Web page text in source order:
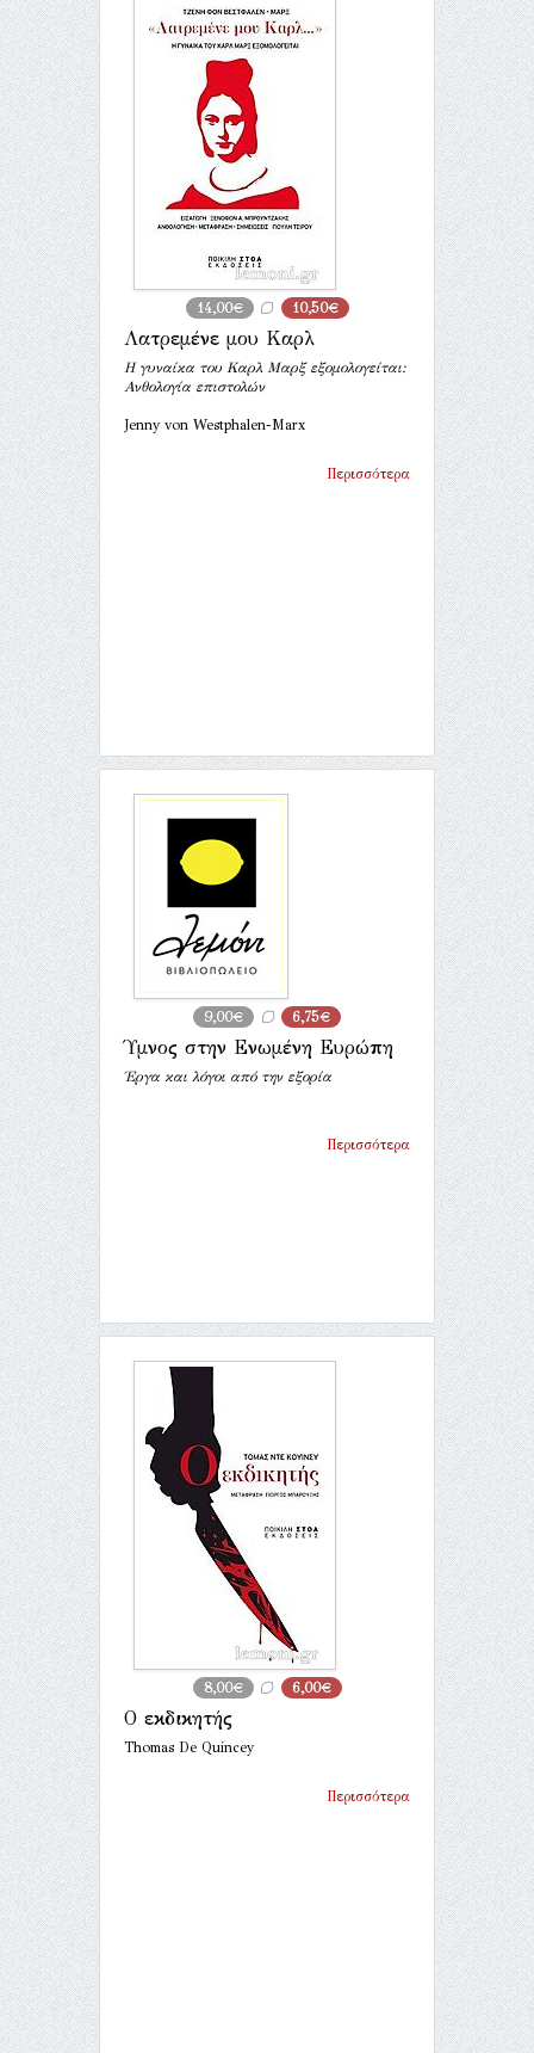
14,00€ 10,50€
Λατρεμένε μου Καρλ
Η γυναίκα του Καρλ Μαρξ εξομολογείται:
Ανθολογία επιστολών
Jenny von Westphalen-Marx
Περισσότερα
9,00€ 6,75€
Ύμνος στην Ενωμένη Ευρώπη
Έργα και λόγοι από την εξορία
Περισσότερα
8,00€ 6,00€
Ο εκδικητής
Thomas De Quincey
Περισσότερα